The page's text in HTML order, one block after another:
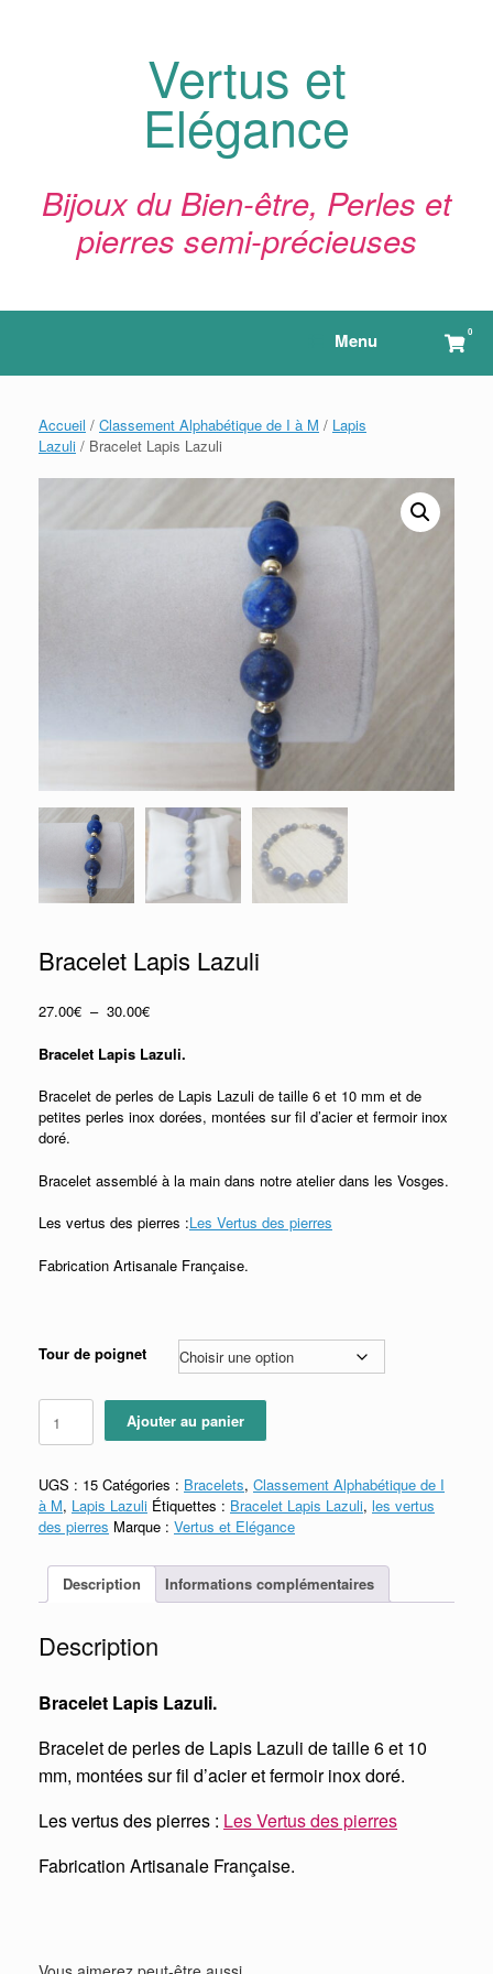
Vertus et
Elégance
Bijoux du Bien-être, Perles et
pierres semi-précieuses
Menu View
cart
0
Accueil / Classement Alphabétique de I à M / Lapis
Lazuli / Bracelet Lapis Lazuli
Bracelet Lapis Lazuli
27.00€ – 30.00€Plage
prix :
à
30.00€
Bracelet Lapis Lazuli.
Bracelet de perles de Lapis Lazuli de taille 6 et 10 mm et de
petites perles inox dorées, montées sur fil d’acier et fermoir inox
doré.
Bracelet assemblé à la main dans notre atelier dans les Vosges.
Les vertus des pierres :Les Vertus des pierres
Fabrication Artisanale Française.
Tour de poignet
quantité
Bracelet
Lazuli
Ajouter au panier
UGS : 15 Catégories : Bracelets, Classement Alphabétique de I
à M, Lapis Lazuli Étiquettes : Bracelet Lapis Lazuli, les vertus
des pierres Marque : Vertus et Elégance
Description Informations complémentaires
Description
Bracelet Lapis Lazuli.
Bracelet de perles de Lapis Lazuli de taille 6 et 10
mm, montées sur fil d’acier et fermoir inox doré.
Les vertus des pierres : Les Vertus des pierres
Fabrication Artisanale Française.